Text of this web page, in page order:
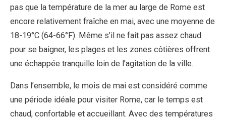
pas que la température de la mer au large de Rome est
encore relativement fraîche en mai, avec une moyenne de
18-19°C (64-66°F). Même s’il ne fait pas assez chaud
pour se baigner, les plages et les zones côtières offrent
une échappée tranquille loin de l’agitation de la ville.
Dans l’ensemble, le mois de mai est considéré comme
une période idéale pour visiter Rome, car le temps est
chaud, confortable et accueillant. Avec des températures